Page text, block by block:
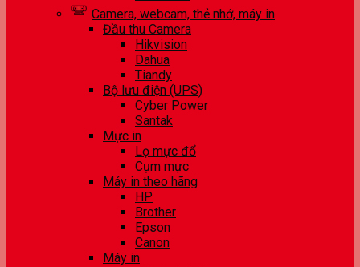
Camera, webcam, thẻ nhớ, máy in
Đầu thu Camera
Hikvision
Dahua
Tiandy
Bộ lưu điện (UPS)
Cyber Power
Santak
Mực in
Lọ mực đổ
Cụm mực
Máy in theo hãng
HP
Brother
Epson
Canon
Máy in